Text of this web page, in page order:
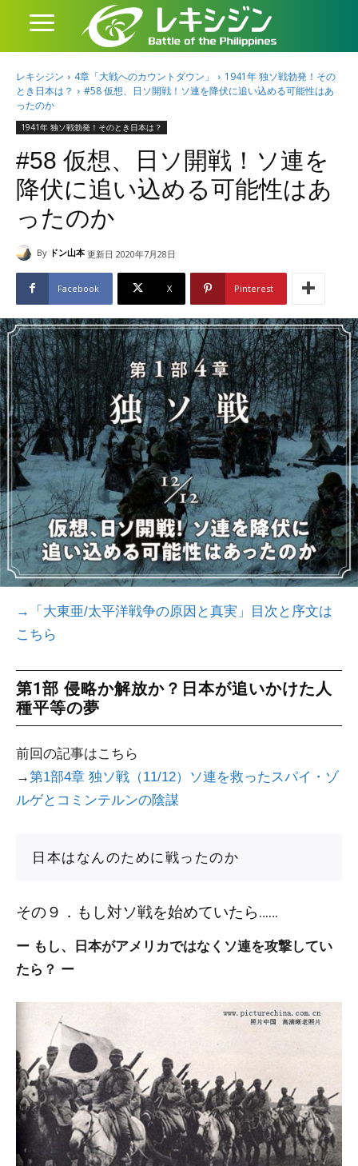
レキシジン 4章「大戦へのカウントダウン」
1941年 独ソ戦勃発！その
とき日本は？
#58 仮想、日ソ開戦！ソ連を降伏に追い込める可能性はあ
ったのか
1941年 独ソ戦勃発！そのとき日本は？
#58 仮想、日ソ開戦！ソ連を
降伏に追い込める可能性はあ
ったのか
By ドン山本 更新日 2020年7月28日
Facebook X Pinterest
→
「大東亜/太平洋戦争の原因と真実」目次と序文は
こちら
第1部 侵略か解放か？日本が追いかけた人
種平等の夢
前回の記事はこちら
→第1部4章 独ソ戦（11/12）ソ連を救ったスパイ・ゾ
ルゲとコミンテルンの陰謀
日本はなんのために戦ったのか
その９．もし対ソ戦を始めていたら……
ー もし、日本がアメリカではなくソ連を攻撃してい
たら？ ー